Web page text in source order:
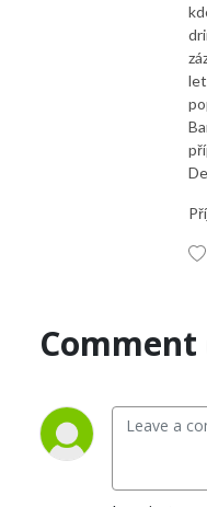
Comment